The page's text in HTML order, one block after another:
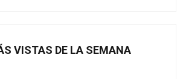
VISTAS DE LA SEMANA